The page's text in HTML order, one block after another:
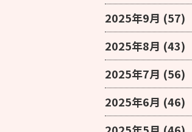
2025年9月 (57)
2025年8月 (43)
2025年7月 (56)
2025年6月 (46)